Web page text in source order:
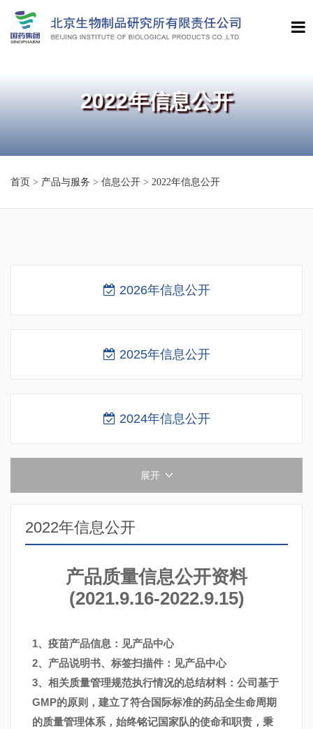
2022年信息公开
首页 > 产品与服务 > 信息公开 > 2022年信息公开
2026年信息公开
2025年信息公开
2024年信息公开
展开
2022年信息公开
产品质量信息公开资料
(2021.9.16-2022.9.15)
1、疫苗产品信息：见产品中心
2、产品说明书、标签扫描件：见产品中心
3、相关质量管理规范执行情况的总结材料：公司基于
GMP的原则，建立了符合国际标准的药品全生命周期
的质量管理体系，始终铭记国家队的使命和职责，秉